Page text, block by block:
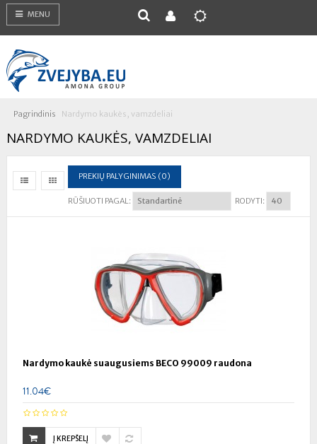
MENU
Pagrindinis Nardymo kaukės, vamzdeliai
NARDYMO KAUKĖS, VAMZDELIAI
PREKIŲ PALYGINIMAS (0)
RŪŠIUOTI PAGAL: RODYTI:
Nardymo kaukė suaugusiems BECO 99009 raudona
11.04€
Į KREPŠELĮ